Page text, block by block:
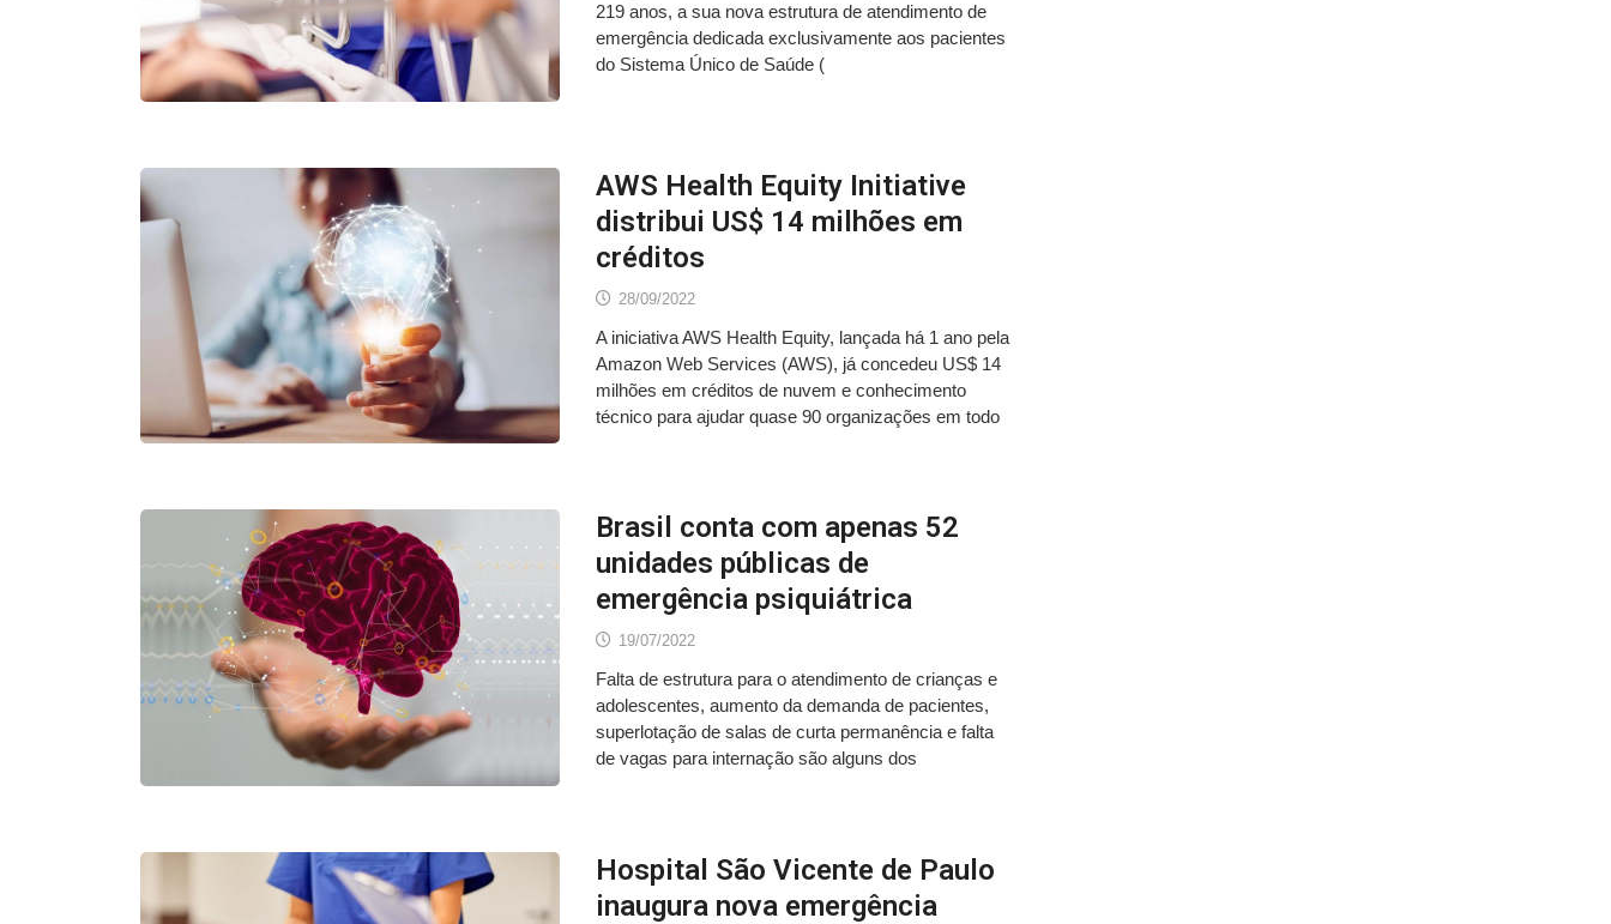
219 anos, a sua nova estrutura de atendimento de
emergência dedicada exclusivamente aos pacientes
do Sistema Único de Saúde (
AWS Health Equity Initiative
distribui US$ 14 milhões em
créditos
28/09/2022
A iniciativa AWS Health Equity, lançada há 1 ano pela
Amazon Web Services (AWS), já concedeu US$ 14
milhões em créditos de nuvem e conhecimento
técnico para ajudar quase 90 organizações em todo
Brasil conta com apenas 52
unidades públicas de
emergência psiquiátrica
19/07/2022
Falta de estrutura para o atendimento de crianças e
adolescentes, aumento da demanda de pacientes,
superlotação de salas de curta permanência e falta
de vagas para internação são alguns dos
Hospital São Vicente de Paulo
inaugura nova emergência